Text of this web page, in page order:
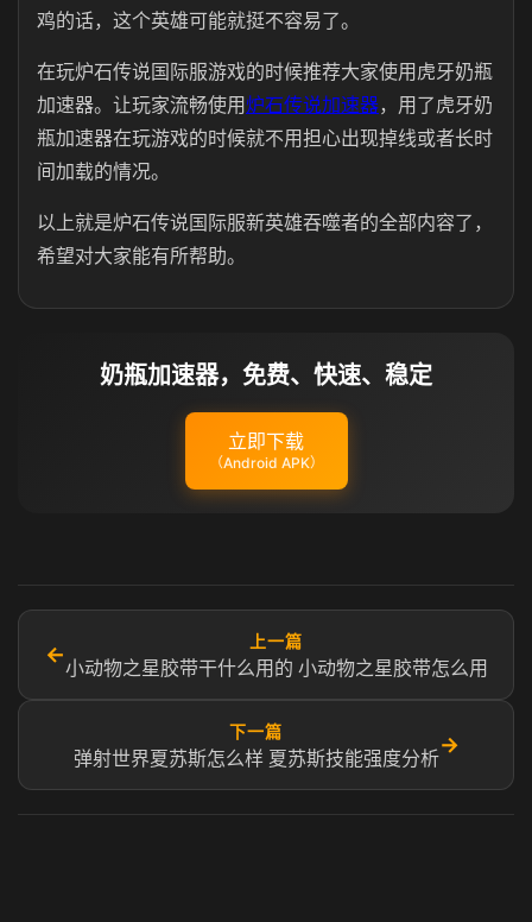
鸡的话，这个英雄可能就挺不容易了。
在玩炉石传说国际服游戏的时候推荐大家使用虎牙奶瓶
加速器。让玩家流畅使用炉石传说加速器，用了虎牙奶
瓶加速器在玩游戏的时候就不用担心出现掉线或者长时
间加载的情况。
以上就是炉石传说国际服新英雄吞噬者的全部内容了，
希望对大家能有所帮助。
奶瓶加速器，免费、快速、稳定
立即下载
（Android APK）
←
上一篇
小动物之星胶带干什么用的 小动物之星胶带怎么用
下一篇
弹射世界夏苏斯怎么样 夏苏斯技能强度分析
→